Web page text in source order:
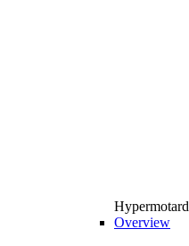
Hypermotard
Overview